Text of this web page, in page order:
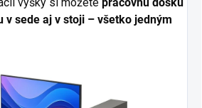
v sede aj v stoji – všetko jedným